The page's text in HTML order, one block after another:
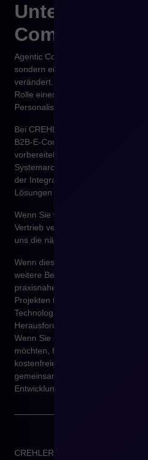
Unternehmen
Commerce
Agentic Commerce im B2B ist
sondern eine Entwicklung, die den
verändert. Künstliche Intelligenz
Rolle eines digitalen
Personalisierung, Prognosen und
Bei CREHLER entwickeln und
B2B-E-Commerce-Plattformen, die
vorbereitet sind. Wir unterstützen
Systemarchitektur, der
der Integration zentraler Systeme
Lösungen entlang realer
Wenn Sie wissen möchten, wie
Vertrieb verändern kann, sprechen
uns die nächsten Schritte
Wenn dieser Artikel für Sie hilfreich
weitere Beiträge im Blog von
praxisnahe Erfahrungen aus B2B-
Projekten teilen. Regelmäßig
Technologie, Vertriebsprozesse
Herausforderungen von
Wenn Sie einzelne Aspekte direkt
möchten, freuen wir uns über den
kostenfreie Beratung mit dem
gemeinsam Ihre Situation
Entwicklungsschritte besprechen.
CREHLER